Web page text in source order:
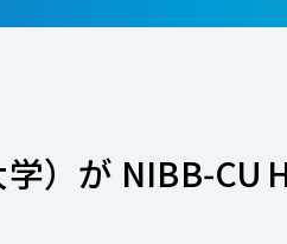
）が NIBB‑CU